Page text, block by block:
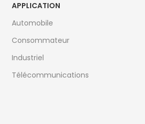
APPLICATION
Automobile
Consommateur
Industriel
Télécommunications